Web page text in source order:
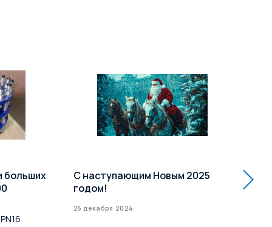
больших
С наступающим Новым 2025
годом!
25 декабря 2024